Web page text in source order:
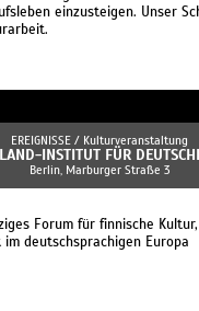
einzusteigen. Unser
EREIGNISSE / Kulturveranstaltung
INSTITUT FÜR
Berlin, Marburger Straße 3
Forum für finnische
deutschsprachigen Europa